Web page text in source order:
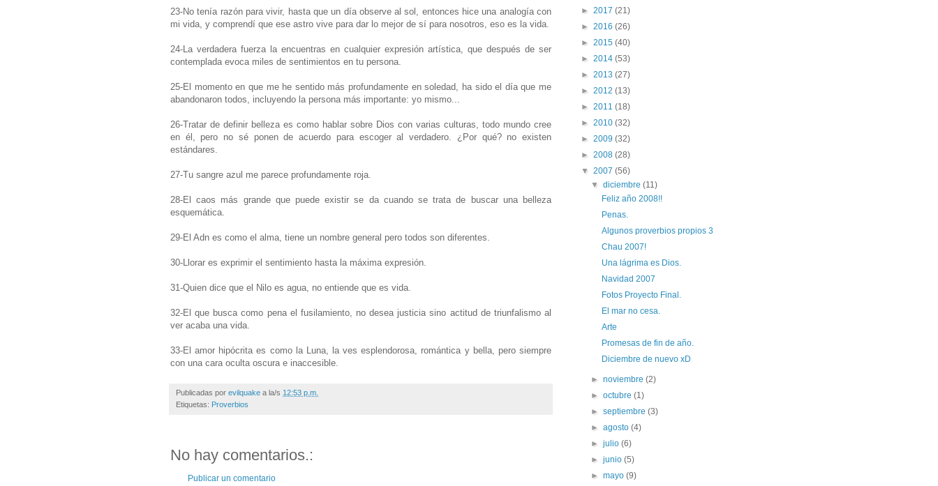
23-No tenía razón para vivir, hasta que un día observe al sol, entonces hice una analogía con
mi vida, y comprendí que ese astro vive para dar lo mejor de sí para nosotros, eso es la vida.
24-La verdadera fuerza la encuentras en cualquier expresión artística, que después de ser
contemplada evoca miles de sentimientos en tu persona.
25-El momento en que me he sentido más profundamente en soledad, ha sido el día que me
abandonaron todos, incluyendo la persona más importante: yo mismo...
26-Tratar de definir belleza es como hablar sobre Dios con varias culturas, todo mundo cree
en él, pero no sé ponen de acuerdo para escoger al verdadero. ¿Por qué? no existen
estándares.
27-Tu sangre azul me parece profundamente roja.
28-El caos más grande que puede existir se da cuando se trata de buscar una belleza
esquemática.
29-El Adn es como el alma, tiene un nombre general pero todos son diferentes.
30-Llorar es exprimir el sentimiento hasta la máxima expresión.
31-Quien dice que el Nilo es agua, no entiende que es vida.
32-El que busca como pena el fusilamiento, no desea justicia sino actitud de triunfalismo al
ver acaba una vida.
33-El amor hipócrita es como la Luna, la ves esplendorosa, romántica y bella, pero siempre
con una cara oculta oscura e inaccesible.
Publicadas por evilquake a la/s 12:53 p.m.
Etiquetas: Proverbios
No hay comentarios.:
Publicar un comentario
► 2017 (21)
► 2016 (26)
► 2015 (40)
► 2014 (53)
► 2013 (27)
► 2012 (13)
► 2011 (18)
► 2010 (32)
► 2009 (32)
► 2008 (28)
▼ 2007 (56)
▼diciembre(11)
Feliz año 2008!!
Penas.
Algunos proverbios propios 3
Chau 2007!
Una lágrima es Dios.
Navidad 2007
Fotos Proyecto Final.
El mar no cesa.
Arte
Promesas de fin de año.
Diciembre de nuevo xD
►noviembre(2)
►octubre(1)
►septiembre(3)
►agosto(4)
►julio(6)
►junio(5)
►mayo(9)